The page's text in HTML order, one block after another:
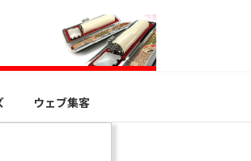
ウェブ集客